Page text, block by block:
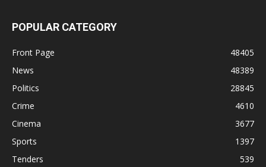
POPULAR CATEGORY
Front Page
48405
News
48389
Politics
28845
Crime
4610
Cinema
3677
Sports
1397
Tenders
539